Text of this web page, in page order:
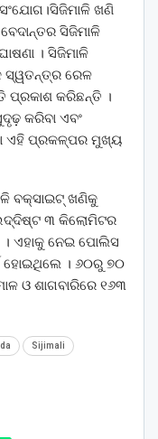
ଖଣି
ସିଜିମାଳି
। ସିଜିମାଳି
ସ୍ୱତନ୍ତ୍ର ରେଳ
ପ୍ରକାଶ କରିଛନ୍ତି ।
କରିବା ଏବଂ
ଏହି ପ୍ରକଳ୍ପର ମୁଖ୍ୟ
ବକ୍ସାଇଟ୍ ଖଣିକୁ
୩ କିଲୋମିଟର
। ଏହାକୁ ନେଇ ପୋଲିସ
ହୋଇଥିଲେ । ୬୦ରୁ ୭୦
ଓ ଶାଗବାରିରେ ୧୬୩
Sijimali